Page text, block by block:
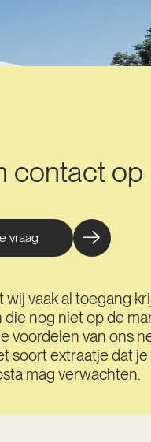
contact op
vraag
wij vaak al toegang
nog niet op de
voordelen van ons
soort extraatje dat
mag verwachten.